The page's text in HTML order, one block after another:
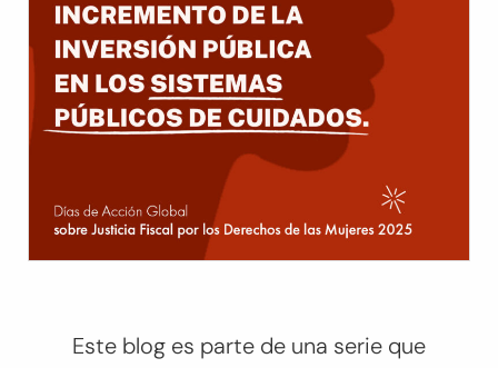
Este blog es parte de una serie que